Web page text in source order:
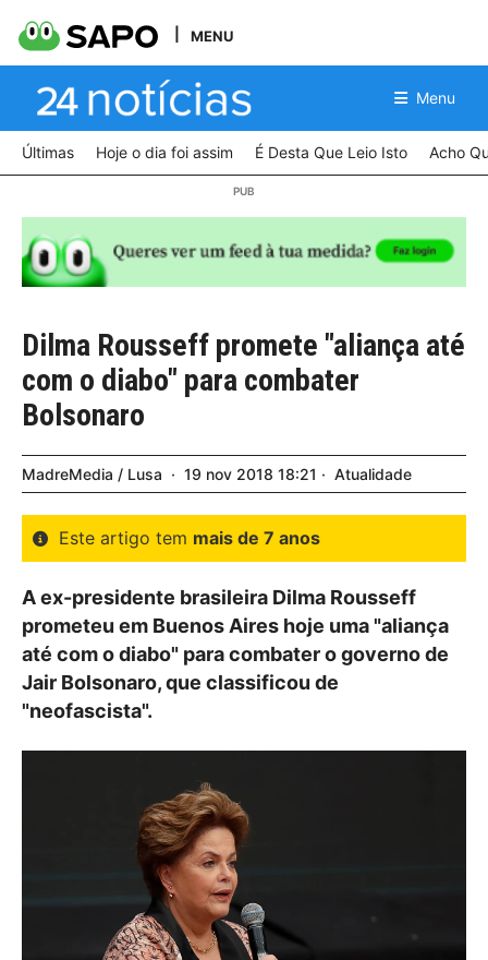
MENU
Menu
Últimas Hoje o dia foi assim É Desta Que Leio Isto Acho
Dilma Rousseff promete "aliança até
com o diabo" para combater
Bolsonaro
MadreMedia / Lusa 19 nov 2018 18:21 Atualidade
Este artigo tem mais de 7 anos
A ex-presidente brasileira Dilma Rousseff
prometeu em Buenos Aires hoje uma "aliança
até com o diabo" para combater o governo de
Jair Bolsonaro, que classificou de
"neofascista".